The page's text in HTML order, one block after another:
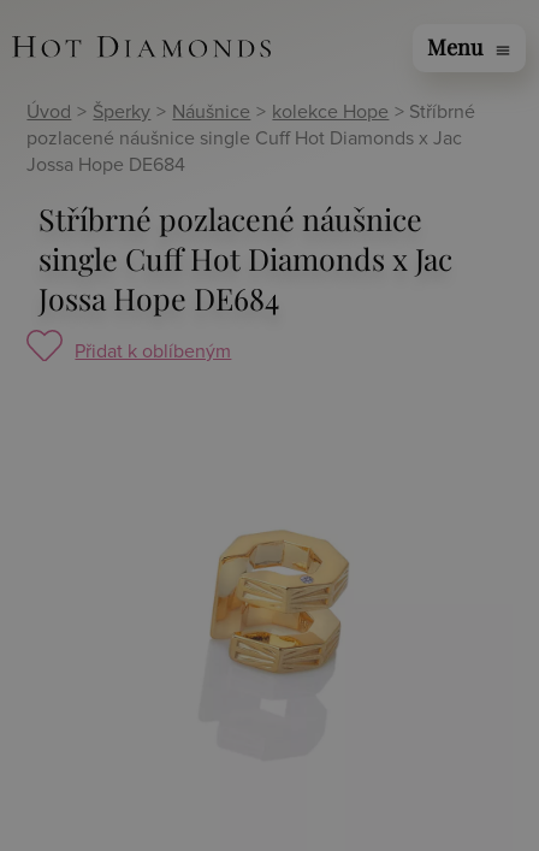
Menu menu
Úvod > Šperky > Náušnice > kolekce Hope > Stříbrné
pozlacené náušnice single Cuff Hot Diamonds x Jac
Jossa Hope DE684
Stříbrné pozlacené náušnice
single Cuff Hot Diamonds x Jac
Jossa Hope DE684
Přidat k oblíbeným